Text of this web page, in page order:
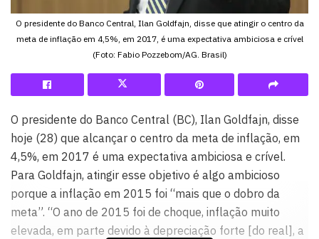
O presidente do Banco Central, Ilan Goldfajn, disse que atingir o centro da
meta de inflação em 4,5%, em 2017, é uma expectativa ambiciosa e crível
(Foto: Fabio Pozzebom/AG. Brasil)
O presidente do Banco Central (BC), Ilan Goldfajn, disse
hoje (28) que alcançar o centro da meta de inflação, em
4,5%, em 2017 é uma expectativa ambiciosa e crível.
Para Goldfajn, atingir esse objetivo é algo ambicioso
porque a inflação em 2015 foi “mais que o dobro da
meta”. “O ano de 2015 foi de choque, inflação muito
elevada, em parte devido à depreciação forte [do real], a